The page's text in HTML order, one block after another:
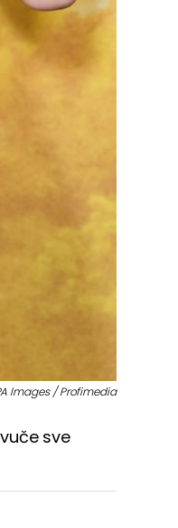
Images / Profimedia
sve